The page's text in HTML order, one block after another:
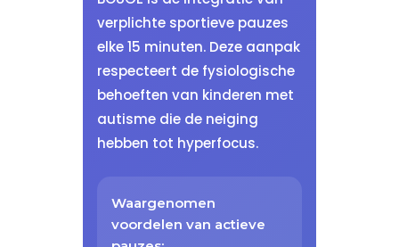
verplichte sportieve pauzes
elke 15 minuten. Deze aanpak
respecteert de fysiologische
behoeften van kinderen met
autisme die de neiging
hebben tot hyperfocus.
Waargenomen
voordelen van actieve